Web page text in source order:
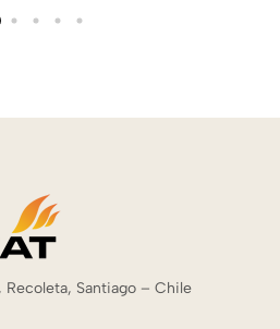
Recoleta, Santiago – Chile